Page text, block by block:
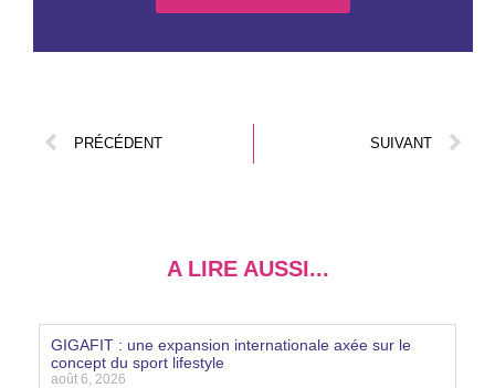
PRÉCÉDENT SUIVANT
A LIRE AUSSI...
GIGAFIT : une expansion internationale axée sur le
concept du sport lifestyle
août 6, 2026